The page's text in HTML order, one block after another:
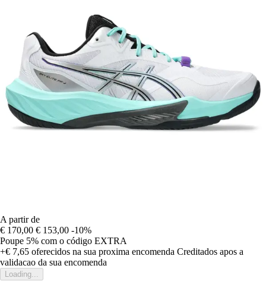
A partir de
€ 170,00 € 153,00 -10%
Poupe 5% com o código EXTRA
+€ 7,65 oferecidos na sua proxima encomenda Creditados apos a
validacao da sua encomenda
Loading...